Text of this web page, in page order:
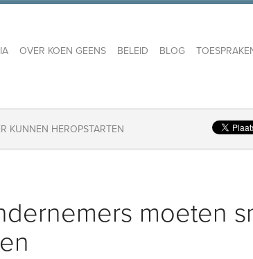
OVER KOEN GEENS BELEID BLOG
KUNNEN HEROPSTARTEN
moeten